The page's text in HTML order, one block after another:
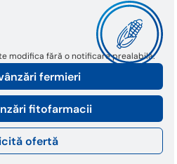
fermieri
fitofarmacii
ofertă
modifica fără o notificare prealabilă.